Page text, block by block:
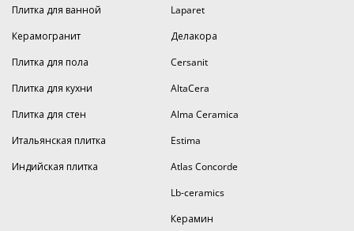
Плитка для ванной
Керамогранит
Плитка для пола
Плитка для кухни
Плитка для стен
Итальянская плитка
Индийская плитка
Laparet
Делакора
Cersanit
AltaCera
Alma Ceramica
Estima
Atlas Concorde
Lb-ceramics
Керамин